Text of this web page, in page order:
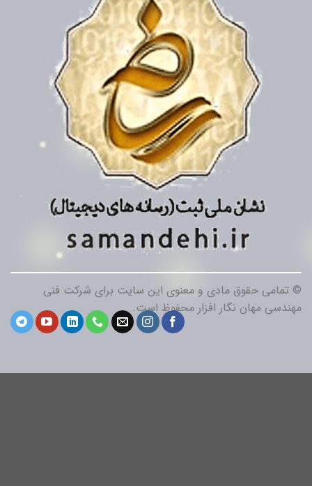
© تمامی حقوق مادی و معنوی این سایت برای شرکت فنی
مهندسی مهان نگار افزار محفوظ است.